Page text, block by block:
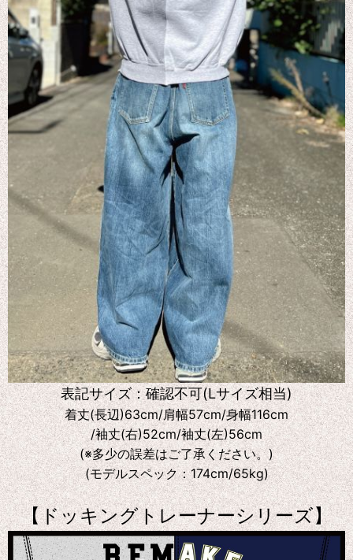
表記サイズ：確認不可(Lサイズ相当)
着丈(長辺)63cm/肩幅57cm/身幅116cm
/袖丈(右)52cm/袖丈(左)56cm
(※多少の誤差はご了承ください。)
(モデルスペック：174cm/65kg)
【ドッキングトレーナーシリーズ】